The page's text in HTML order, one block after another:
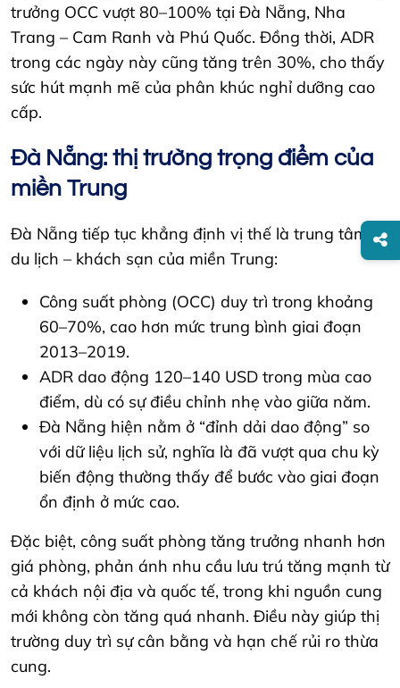
trưởng OCC vượt 80–100% tại Đà Nẵng, Nha
Trang – Cam Ranh và Phú Quốc. Đồng thời, ADR
trong các ngày này cũng tăng trên 30%, cho thấy
sức hút mạnh mẽ của phân khúc nghỉ dưỡng cao
cấp.
Đà Nẵng: thị trường trọng điểm của
miền Trung
Đà Nẵng tiếp tục khẳng định vị thế là trung tâm
du lịch – khách sạn của miền Trung:
Công suất phòng (OCC) duy trì trong khoảng
60–70%, cao hơn mức trung bình giai đoạn
2013–2019.
ADR dao động 120–140 USD trong mùa cao
điểm, dù có sự điều chỉnh nhẹ vào giữa năm.
Đà Nẵng hiện nằm ở “đỉnh dải dao động” so
với dữ liệu lịch sử, nghĩa là đã vượt qua chu kỳ
biến động thường thấy để bước vào giai đoạn
ổn định ở mức cao.
Đặc biệt, công suất phòng tăng trưởng nhanh hơn
giá phòng, phản ánh nhu cầu lưu trú tăng mạnh từ
cả khách nội địa và quốc tế, trong khi nguồn cung
mới không còn tăng quá nhanh. Điều này giúp thị
trường duy trì sự cân bằng và hạn chế rủi ro thừa
cung.